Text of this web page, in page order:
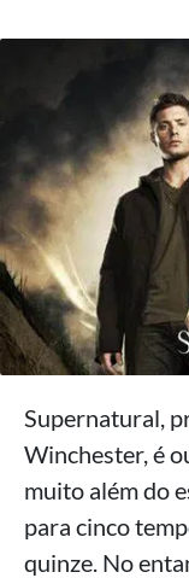
Supernatural,
Winchester, é
muito além do
para cinco
quinze. No